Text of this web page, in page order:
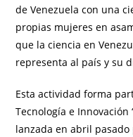
de Venezuela con una
propias mujeres en
que la ciencia en
representa al país y su
Esta actividad forma
Tecnología e Innovación
lanzada en abril